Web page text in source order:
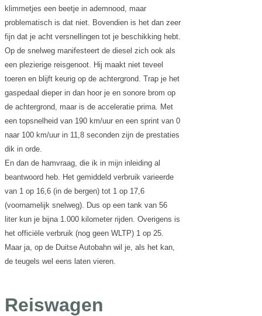
klimmetjes een beetje in ademnood, maar
problematisch is dat niet. Bovendien is het dan zeer
fijn dat je acht versnellingen tot je beschikking hebt.
Op de snelweg manifesteert de diesel zich ook als
een plezierige reisgenoot. Hij maakt niet teveel
toeren en blijft keurig op de achtergrond. Trap je het
gaspedaal dieper in dan hoor je en sonore brom op
de achtergrond, maar is de acceleratie prima. Met
een topsnelheid van 190 km/uur en een sprint van 0
naar 100 km/uur in 11,8 seconden zijn de prestaties
dik in orde.
En dan de hamvraag, die ik in mijn inleiding al
beantwoord heb. Het gemiddeld verbruik varieerde
van 1 op 16,6 (in de bergen) tot 1 op 17,6
(voornamelijk snelweg). Dus op een tank van 56
liter kun je bijna 1.000 kilometer rijden. Overigens is
het officiële verbruik (nog geen WLTP) 1 op 25.
Maar ja, op de Duitse Autobahn wil je, als het kan,
de teugels wel eens laten vieren.
Reiswagen